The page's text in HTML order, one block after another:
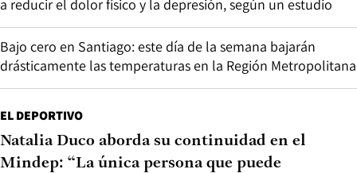
a reducir el dolor físico y la depresión, según un estudio
Bajo cero en Santiago: este día de la semana bajarán
drásticamente las temperaturas en la Región Metropolitana
EL DEPORTIVO
Natalia Duco aborda su continuidad en el
Mindep: “La única persona que puede